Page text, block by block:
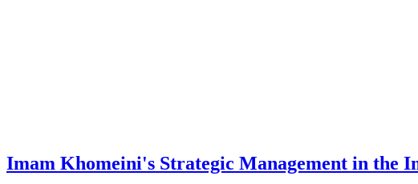
Imam Khomeini's Strategic Management in the